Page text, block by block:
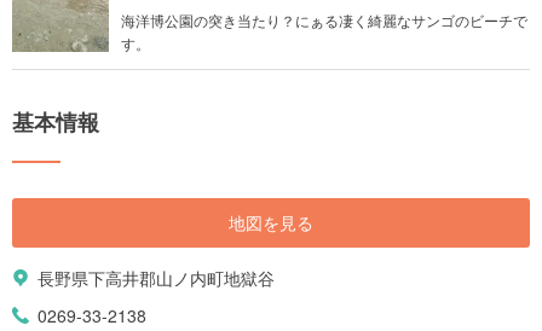
海洋博公園の突き当たり？にぁる凄く綺麗なサンゴのビーチで
す。
基本情報
地図を見る
長野県下高井郡山ノ内町地獄谷
0269-33-2138